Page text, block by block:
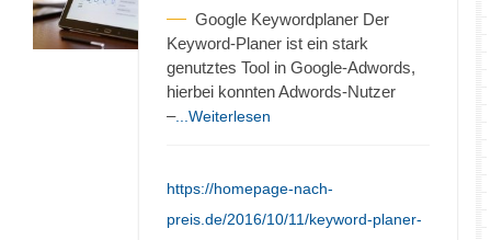
Google Keywordplaner Der
Keyword-Planer ist ein stark
genutztes Tool in Google-Adwords,
hierbei konnten Adwords-Nutzer
–...Weiterlesen
https://homepage-nach-
preis.de/2016/10/11/keyword-planer-